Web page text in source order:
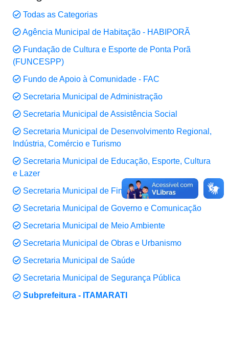
Todas as Categorias
Agência Municipal de Habitação - HABIPORÃ
Fundação de Cultura e Esporte de Ponta Porã
(FUNCESPP)
Fundo de Apoio à Comunidade - FAC
Secretaria Municipal de Administração
Secretaria Municipal de Assistência Social
Secretaria Municipal de Desenvolvimento Regional,
Indústria, Comércio e Turismo
Secretaria Municipal de Educação, Esporte, Cultura
e Lazer
Secretaria Municipal de Finanças
Secretaria Municipal de Governo e Comunicação
Secretaria Municipal de Meio Ambiente
Secretaria Municipal de Obras e Urbanismo
Secretaria Municipal de Saúde
Secretaria Municipal de Segurança Pública
Subprefeitura - ITAMARATI